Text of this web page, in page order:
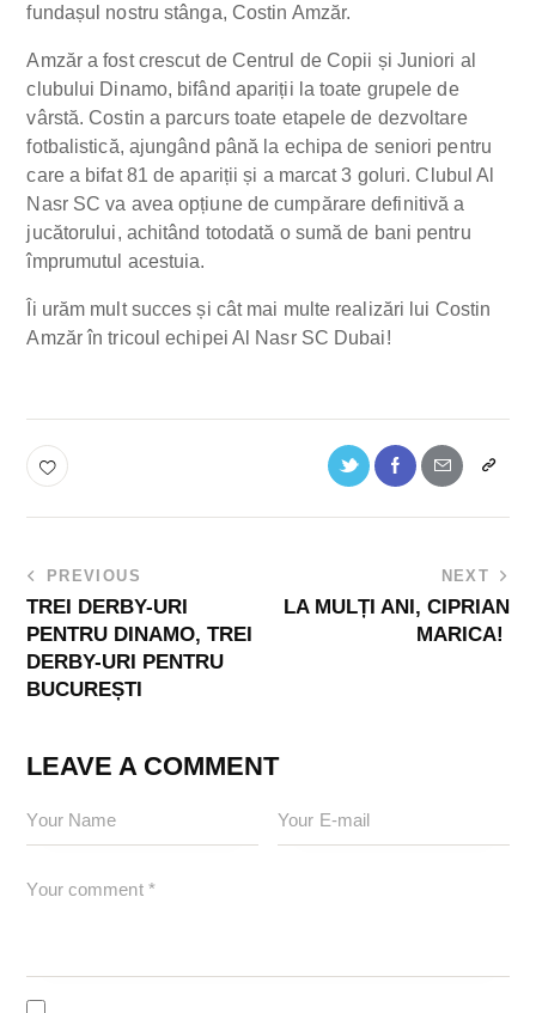
fundașul nostru stânga, Costin Amzăr.
Amzăr a fost crescut de Centrul de Copii și Juniori al
clubului Dinamo, bifând apariții la toate grupele de
vârstă. Costin a parcurs toate etapele de dezvoltare
fotbalistică, ajungând până la echipa de seniori pentru
care a bifat 81 de apariții și a marcat 3 goluri. Clubul Al
Nasr SC va avea opțiune de cumpărare definitivă a
jucătorului, achitând totodată o sumă de bani pentru
împrumutul acestuia.
Îi urăm mult succes și cât mai multe realizări lui Costin
Amzăr în tricoul echipei Al Nasr SC Dubai!
PREVIOUS
TREI DERBY-URI
PENTRU DINAMO, TREI
DERBY-URI PENTRU
BUCUREȘTI
NEXT
LA MULȚI ANI, CIPRIAN
MARICA!
LEAVE A COMMENT